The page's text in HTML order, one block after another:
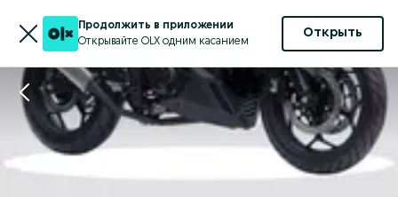
Продолжить в приложении
Открывайте OLX одним касанием
Открыть